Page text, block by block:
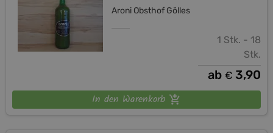
Aroni Obsthof Gölles
1 Stk. - 18
Stk.
ab € 3,90
In den Warenkorb